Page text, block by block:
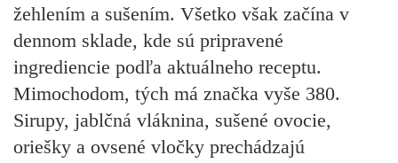
žehlením a sušením. Všetko však začína v
dennom sklade, kde sú pripravené
ingrediencie podľa aktuálneho receptu.
Mimochodom, tých má značka vyše 380.
Sirupy, jablčná vláknina, sušené ovocie,
oriešky a ovsené vločky prechádzajú